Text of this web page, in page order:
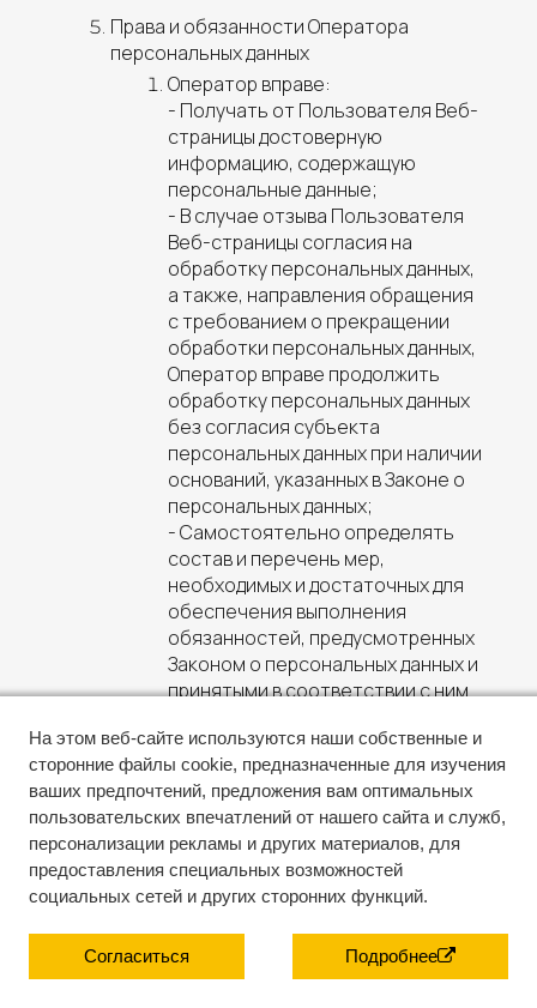
Права и обязанности Оператора
персональных данных
Оператор вправе:
- Получать от Пользователя Веб-
страницы достоверную
информацию, содержащую
персональные данные;
- В случае отзыва Пользователя
Веб-страницы согласия на
обработку персональных данных,
а также, направления обращения
с требованием о прекращении
обработки персональных данных,
Оператор вправе продолжить
обработку персональных данных
без согласия субъекта
персональных данных при наличии
оснований, указанных в Законе о
персональных данных;
- Самостоятельно определять
состав и перечень мер,
необходимых и достаточных для
обеспечения выполнения
обязанностей, предусмотренных
Законом о персональных данных и
принятыми в соответствии с ним
если иное не предусмотрено
Федеральным законом «О
персональных данных» от
27.07.2006 г. № 152-ФЗ;
Оператор обязан:
- Предоставлять Пользователю
Веб-страницы по его просьбе
информацию, касающуюся
обработки его персональных
данных;
На этом веб-сайте используются наши собственные и
сторонние файлы cookie, предназначенные для изучения
ваших предпочтений, предложения вам оптимальных
пользовательских впечатлений от нашего сайта и служб,
персонализации рекламы и других материалов, для
предоставления специальных возможностей
социальных сетей и других сторонних функций.
Согласиться Подробнее